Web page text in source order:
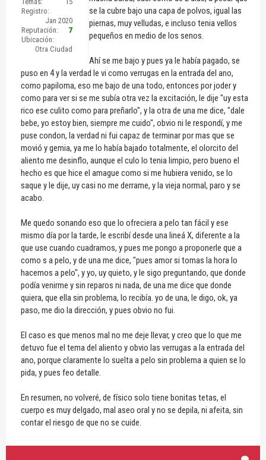
Registro:
Jan 2020
Reputación:
7
Ubicación:
Otra Ciudad
se la cubre bajo una capa de polvos, igual las
piernas, muy velludas, e incluso tenia vellos
pequeños en medio de los senos.
Ahí se me bajo y pues ya le había pagado, se
puso en 4 y la verdad le vi como verrugas en la entrada del ano,
como papiloma, eso me bajo de una todo, entonces por joder y
como para ver si se me subía otra vez la excitación, le dije "uy esta
rico ese culito como para preñarlo", y la otra de una me dice, "dale
bebe, yo estoy bien, siempre me cuido", obvio ni le respondí, y me
puse condon, la verdad ni fui capaz de terminar por mas que se
movió y gemia, ya me lo había bajado totalmente, el olorcito del
aliento me desinflo, aunque el culo lo tenia limpio, pero bueno el
hecho es que hice el amague como si me hubiera venido, se lo
saque y le dije, uy casi no me derrame, y la vieja normal, paro y se
acabo.
Me quedo sonando eso que lo ofreciera a pelo tan fácil y ese
mismo día por la tarde, le escribí desde una lineá X, diferente a la
que use cuando cuadramos, y pues me pongo a proponerle que a
como s a pelo, y de una me dice, "pues amor si tomas la hora lo
hacemos a pelo", y yo, uy quieto, y le sigo preguntando, que donde
podía venirme y sin reparos ni nada, de una me dice que donde
quiera, que ella sin problema, lo recibía. yo de una, le digo, ok, ya
paso, me dio la dirección, y pues obvio no fui.
El caso es que menos mal no me deje llevar, y creo que lo que me
detuvo fue el tema del aliento y obvio las verrugas a la entrada del
ano, porque claramente lo suelta a pelo sin problema a quien se lo
pida, y pues feo detalle.
En resumen, no volveré, de físico solo tiene bonitas tetas, el
cuerpo es muy delgado, mal aseo oral y no se depila, ni afeita, sin
contar el riesgo de que no se cuide.